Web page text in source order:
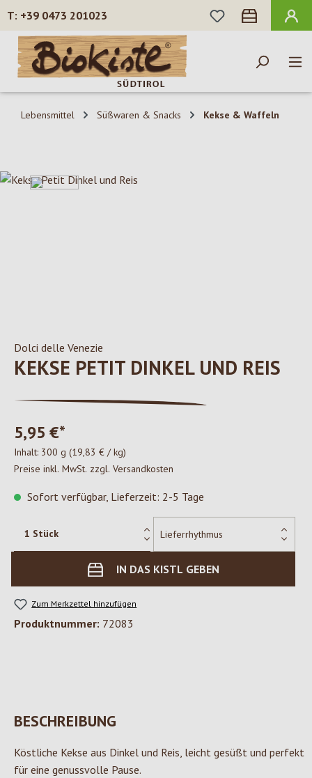
Zum Hauptinhalt springen
+39 0473 201023
DU HAST 0
Lebensmittel Süßwaren & Snacks Kekse & Waffeln
Bildergalerie überspringen
Dolci delle Venezie
KEKSE PETIT DINKEL UND REIS
5,95 €*
Inhalt: 300 g (19,83 € / kg)
Preise inkl. MwSt. zzgl. Versandkosten
Sofort verfügbar, Lieferzeit: 2-5 Tage
IN DAS KISTL GEBEN
Zum Merkzettel hinzufügen
Produktnummer: 72083
BESCHREIBUNG
Köstliche Kekse aus Dinkel und Reis, leicht gesüßt und perfekt
für eine genussvolle Pause.